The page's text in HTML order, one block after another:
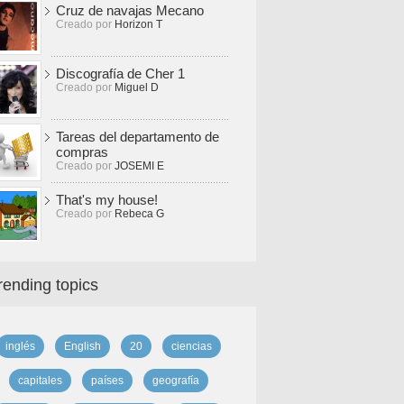
Cruz de navajas Mecano
Creado por Horizon T
Discografía de Cher 1
Creado por Miguel D
Tareas del departamento de
compras
Creado por JOSEMI E
That's my house!
Creado por Rebeca G
topics
inglés English 20 ciencias
capitales países geografía